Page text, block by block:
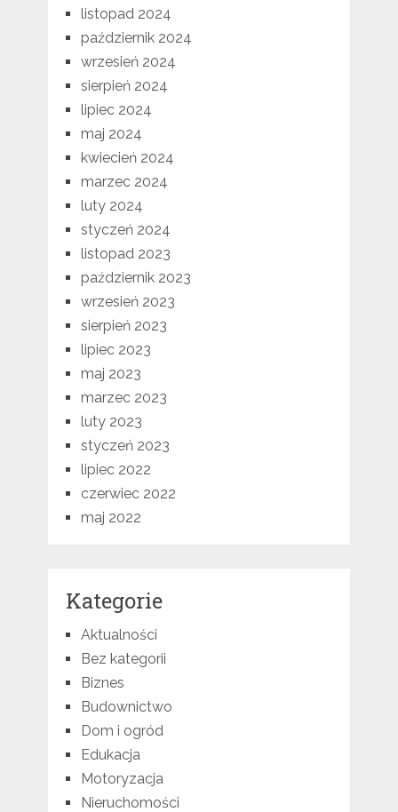
listopad 2024
październik 2024
wrzesień 2024
sierpień 2024
lipiec 2024
maj 2024
kwiecień 2024
marzec 2024
luty 2024
styczeń 2024
listopad 2023
październik 2023
wrzesień 2023
sierpień 2023
lipiec 2023
maj 2023
marzec 2023
luty 2023
styczeń 2023
lipiec 2022
czerwiec 2022
maj 2022
Kategorie
Aktualności
Bez kategorii
Biznes
Budownictwo
Dom i ogród
Edukacja
Motoryzacja
Nieruchomości